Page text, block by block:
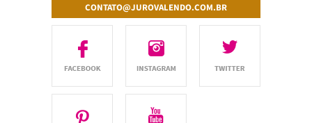
CONTATO@JUROVALENDO.COM.BR